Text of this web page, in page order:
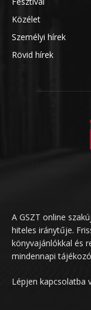
Közélet
Személyi hírek
Rövid hírek
A GSZT online
hiteles iránytűje.
könyvajánlókkal és
mindennapi
Lépjen kapcsolatba